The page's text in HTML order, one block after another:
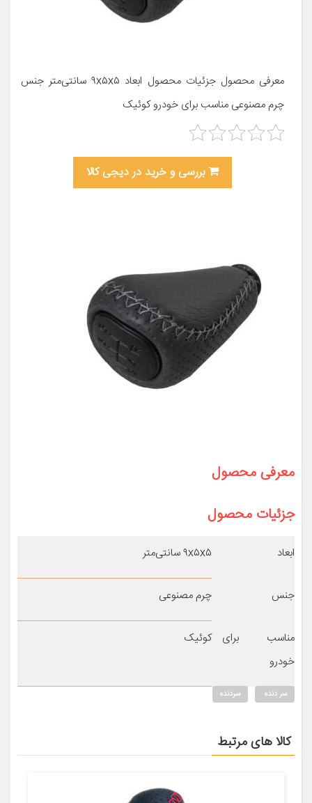
معرفی محصول جزئیات محصول ابعاد ۹x۵x۵ سانتی‌متر جنس
چرم مصنوعی مناسب برای خودرو کوئیک
بررسی و خرید در دیجی کالا
معرفی محصول
جزئیات محصول
ابعاد ۹x۵x۵ سانتی‌متر
جنس چرم مصنوعی
مناسب برای
خودرو
کوئیک
سر دنده سردنده
کالا های مرتبط